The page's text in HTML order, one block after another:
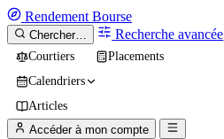
Rendement Bourse
Chercher… Recherche avancée
Courtiers
Placements
Calendriers
Articles
Accéder à mon compte